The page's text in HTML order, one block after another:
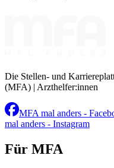
Die Stellen- und
(MFA) | Arzthelfer:innen
MFA mal anders -
mal anders - Instagram
Für MFA